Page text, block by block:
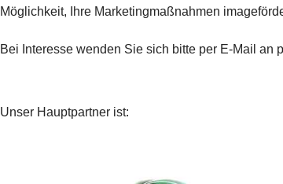
Möglichkeit, Ihre Marketingmaßnahmen
Bei Interesse wenden Sie sich bitte per E-Mail an
Unser Hauptpartner ist: